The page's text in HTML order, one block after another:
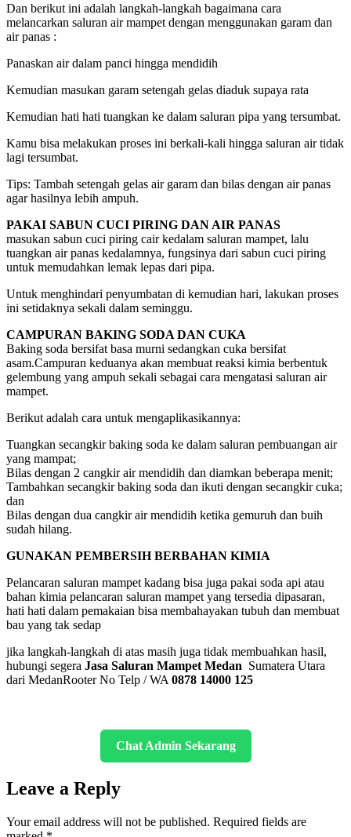
Dan berikut ini adalah langkah-langkah bagaimana cara
melancarkan saluran air mampet dengan menggunakan garam dan
air panas :
Panaskan air dalam panci hingga mendidih
Kemudian masukan garam setengah gelas diaduk supaya rata
Kemudian hati hati tuangkan ke dalam saluran pipa yang tersumbat.
Kamu bisa melakukan proses ini berkali-kali hingga saluran air tidak
lagi tersumbat.
Tips: Tambah setengah gelas air garam dan bilas dengan air panas
agar hasilnya lebih ampuh.
PAKAI SABUN CUCI PIRING DAN AIR PANAS
masukan sabun cuci piring cair kedalam saluran mampet, lalu
tuangkan air panas kedalamnya, fungsinya dari sabun cuci piring
untuk memudahkan lemak lepas dari pipa.
Untuk menghindari penyumbatan di kemudian hari, lakukan proses
ini setidaknya sekali dalam seminggu.
CAMPURAN BAKING SODA DAN CUKA
Baking soda bersifat basa murni sedangkan cuka bersifat
asam.Campuran keduanya akan membuat reaksi kimia berbentuk
gelembung yang ampuh sekali sebagai cara mengatasi saluran air
mampet.
Berikut adalah cara untuk mengaplikasikannya:
Tuangkan secangkir baking soda ke dalam saluran pembuangan air
yang mampat;
Bilas dengan 2 cangkir air mendidih dan diamkan beberapa menit;
Tambahkan secangkir baking soda dan ikuti dengan secangkir cuka;
dan
Bilas dengan dua cangkir air mendidih ketika gemuruh dan buih
sudah hilang.
GUNAKAN PEMBERSIH BERBAHAN KIMIA
Pelancaran saluran mampet kadang bisa juga pakai soda api atau
bahan kimia pelancaran saluran mampet yang tersedia dipasaran,
hati hati dalam pemakaian bisa membahayakan tubuh dan membuat
bau yang tak sedap
jika langkah-langkah di atas masih juga tidak membuahkan hasil,
hubungi segera Jasa Saluran Mampet Medan Sumatera Utara
dari MedanRooter No Telp / WA 0878 14000 125
Chat Admin Sekarang
Leave a Reply
Your email address will not be published. Required fields are